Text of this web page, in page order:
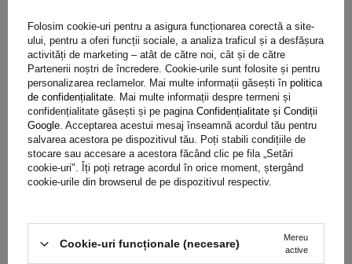
AMC 5108 picioare
415,80 RONbrut
Cel mai mic preț al produsului în cele 30 de zile înainte de reducere:
461,99 RON-10%
Produs disponibil in cantități mici
Expediem pe data de11 august
Folosim cookie-uri pentru a asigura funcționarea corectă a site-
ului, pentru a oferi funcții sociale, a analiza traficul și a desfășura
activități de marketing – atât de către noi, cât și de către
Partenerii noștri de încredere. Cookie-urile sunt folosite și pentru
personalizarea reclamelor. Mai multe informații găsești în politica
de confidențialitate. Mai multe informații despre termeni și
confidențialitate găsești și pe pagina Confidențialitate și Condiții
Google. Acceptarea acestui mesaj înseamnă acordul tău pentru
salvarea acestora pe dispozitivul tău. Poți stabili condițiile de
stocare sau accesare a acestora făcând clic pe fila „Setări
cookie-uri". Îți poți retrage acordul în orice moment, ștergând
cookie-urile din browserul de pe dispozitivul respectiv.
Cookie-uri funcționale (necesare)
Mereu
active